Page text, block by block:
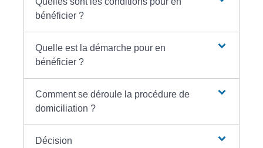
bénéficier ?
Quelle est la démarche pour en
bénéficier ?
Comment se déroule la procédure de
domiciliation ?
Décision